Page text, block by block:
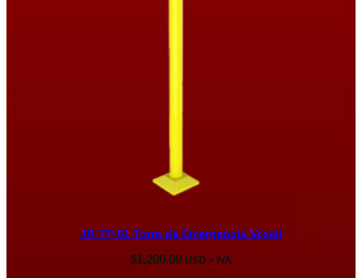
JR-TP-01 Torre de Emergencia Vozell
$1,200.00 USD + IVA